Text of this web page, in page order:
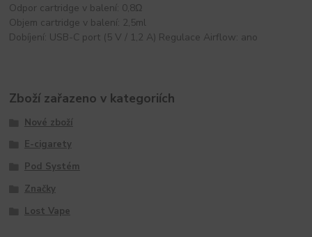
Odpor cartridge v balení: 0,8Ω
Objem cartridge v balení: 2,5ml
Dobíjení: USB-C port (5 V / 1,2 A) Regulace Airflow: ano
Zboží zařazeno v kategoriích
Nové zboží
E-cigarety
Pod Systém
Značky
Lost Vape